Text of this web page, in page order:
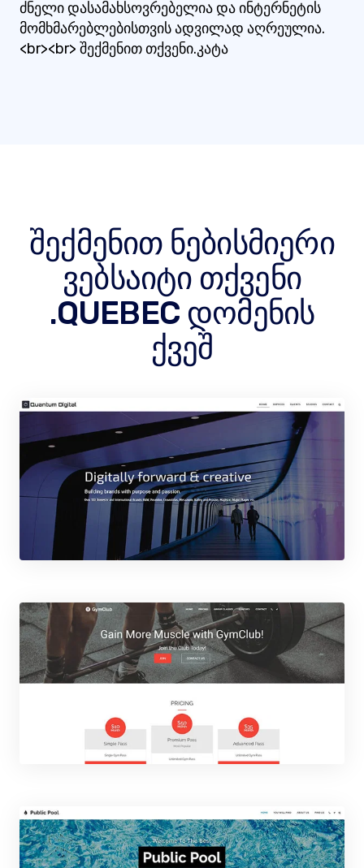
ძნელი დასამახსოვრებელია და ინტერნეტის
მომხმარებლებისთვის ადვილად აღრეულია.
<br><br> შექმენით თქვენი.კატა
შექმენით ნებისმიერი
ვებსაიტი თქვენი
.QUEBEC დომენის
ქვეშ